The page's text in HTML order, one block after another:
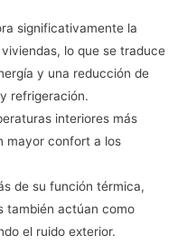
significativamente la
lo que se traduce
y una reducción de
refrigeración.
interiores más
mayor confort a los
de su función térmica,
también actúan como
el ruido exterior.